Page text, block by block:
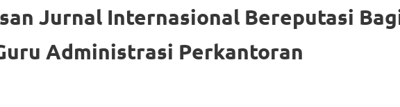
Jurnal Internasional Bereputasi
Administrasi Perkantoran